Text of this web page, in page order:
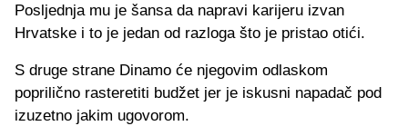
Posljednja mu je šansa da napravi karijeru izvan
Hrvatske i to je jedan od razloga što je pristao otići.
S druge strane Dinamo će njegovim odlaskom
poprilično rasteretiti budžet jer je iskusni napadač pod
izuzetno jakim ugovorom.